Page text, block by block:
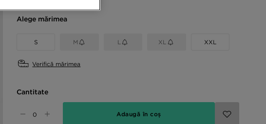
Alege mărimea
S M L XL XXL
Verifică mărimea
Cantitate
Adaugă în coș